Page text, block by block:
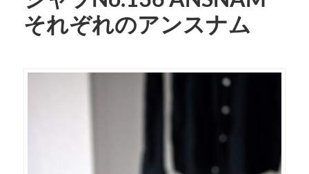
それぞれのアンスナム